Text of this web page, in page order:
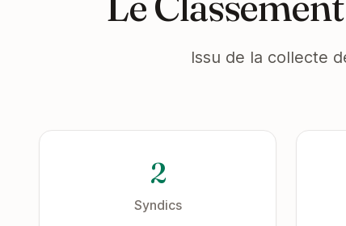
Issu de la collecte
2
Syndics